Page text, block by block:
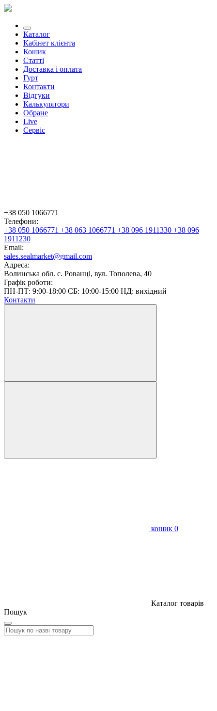
Каталог
Кабінет клієнта
Кошик
Статті
Доставка і оплата
Гурт
Контакти
Відгуки
Калькулятори
Обране
Live
Сервіс
+38 050 1066771
Телефони:
+38 050 1066771 +38 063 1066771 +38 096 1911330 +38 096
1911230
Email:
sales.sealmarket@gmail.com
Адреса:
Волинська обл. с. Рованці, вул. Тополева, 40
Графік роботи:
ПН-ПТ: 9:00-18:00 СБ: 10:00-15:00 НД: вихідний
Контакти
кошик 0
Каталог товарів
Пошук